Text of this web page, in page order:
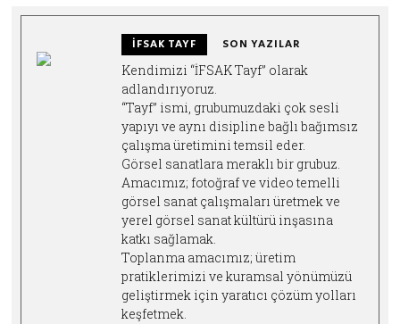
İFSAK TAYF SON YAZILAR
Kendimizi “İFSAK Tayf” olarak
adlandırıyoruz.
“Tayf” ismi, grubumuzdaki çok sesli
yapıyı ve aynı disipline bağlı bağımsız
çalışma üretimini temsil eder.
Görsel sanatlara meraklı bir grubuz.
Amacımız; fotoğraf ve video temelli
görsel sanat çalışmaları üretmek ve
yerel görsel sanat kültürü inşasına
katkı sağlamak.
Toplanma amacımız; üretim
pratiklerimizi ve kuramsal yönümüzü
geliştirmek için yaratıcı çözüm yolları
keşfetmek.